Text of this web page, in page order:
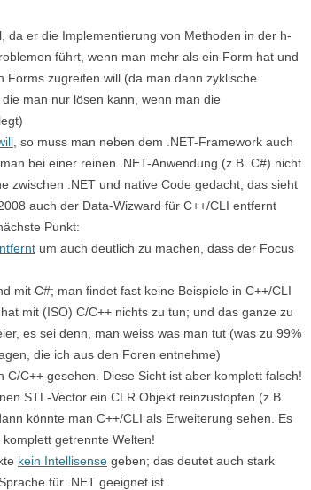
da er die Implementierung von Methoden in der h-
führt, wenn man mehr als ein Form hat und
zugreifen will (da man dann zyklische
man nur lösen kann, wenn man die
, so muss man neben dem .NET-Framework auch
bei einer reinen .NET-Anwendung (z.B. C#) nicht
zwischen .NET und native Code gedacht; das sieht
auch der Data-Wizward für C++/CLI entfernt
Punkt:
um auch deutlich zu machen, dass der Focus
mit C#; man findet fast keine Beispiele in C++/CLI
mit (ISO) C/C++ nichts zu tun; und das ganze zu
es sei denn, man weiss was man tut (was zu 99%
die ich aus den Foren entnehme)
C/C++ gesehen. Diese Sicht ist aber komplett falsch!
STL-Vector ein CLR Objekt reinzustopfen (z.B.
könnte man C++/CLI als Erweiterung sehen. Es
getrennte Welten!
kein Intellisense geben; das deutet auch stark
für .NET geeignet ist